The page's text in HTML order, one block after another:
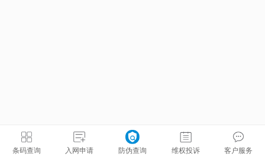
条码查询 入网申请 防伪查询 维权投诉 客户服务